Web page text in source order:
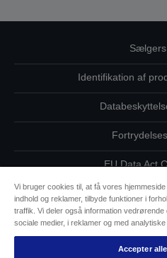
Identifikation af
EU Data Act
Kontakt os
Oplysninger
Epsons forpligtelse
Vi bruger cookies til, at få vores
indhold og reklamer, tilbyde funktioner i
traffik. Vi deler også information
sociale medier, i reklamer og med
Accepter